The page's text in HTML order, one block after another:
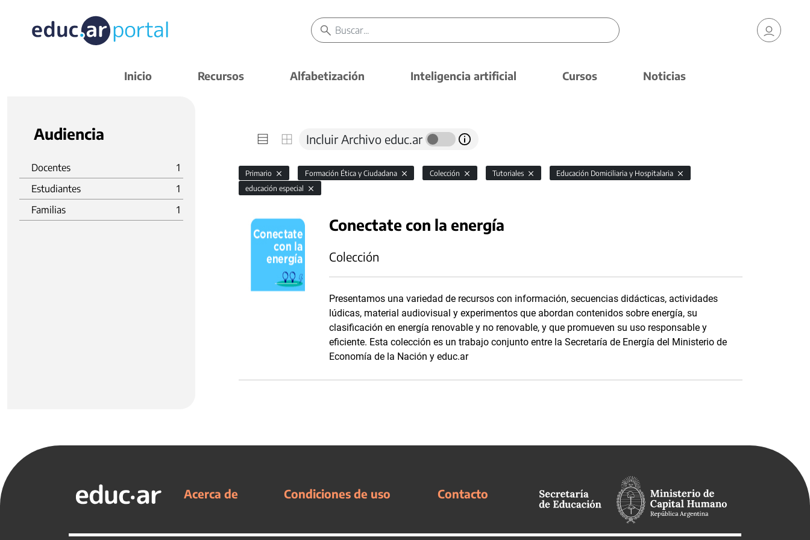
Inicio Recursos Alfabetización Inteligencia artificial Cursos Noticias
Audiencia
Docentes
1
Estudiantes
1
Familias
1
Incluir Archivo educ.ar
Primario Formación Ética y Ciudadana Colección Tutoriales
Educación Domiciliaria y Hospitalaria
educación especial
Conectate con la energía
Colección
Presentamos una variedad de recursos con información, secuencias didácticas, actividades
lúdicas, material audiovisual y experimentos que abordan contenidos sobre energía, su
clasificación en energía renovable y no renovable, y que promueven su uso responsable y
eficiente. Esta colección es un trabajo conjunto entre la Secretaría de Energía del Ministerio de
Economía de la Nación y educ.ar
Acerca de Condiciones de uso Contacto